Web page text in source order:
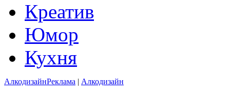
Креатив
Юмор
Кухня
АлкодизайнРеклама | Алкодизайн